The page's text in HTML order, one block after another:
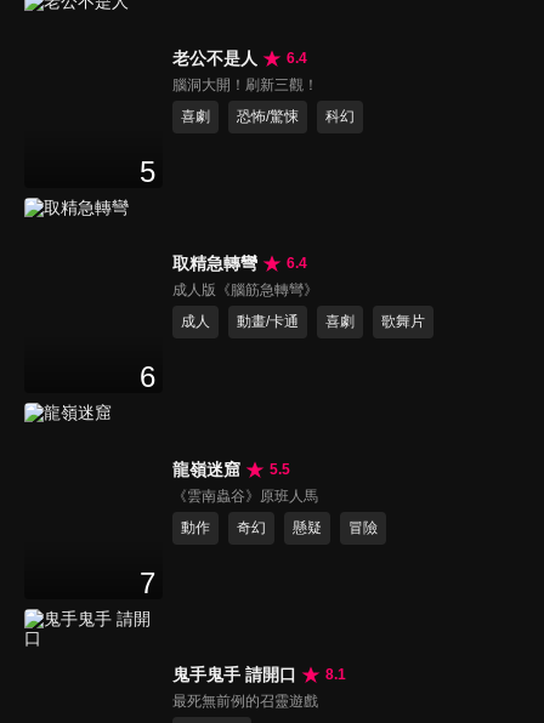
5
老公不是人
6.4
腦洞大開！刷新三觀！
喜劇
恐怖/驚悚 科幻
6
取精急轉彎
6.4
成人版《腦筋急轉彎》
成人
動畫/卡通 喜劇 歌舞片
7
龍嶺迷窟
5.5
《雲南蟲谷》原班人馬
動作
奇幻 懸疑 冒險
鬼手鬼手 請開口
8.1
最死無前例的召靈遊戲